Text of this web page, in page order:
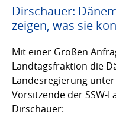
Dirschauer:
zeigen, was sie
Mit einer Großen
Landtagsfraktion die
Landesregierung
Vorsitzende der SSW-
Dirschauer: